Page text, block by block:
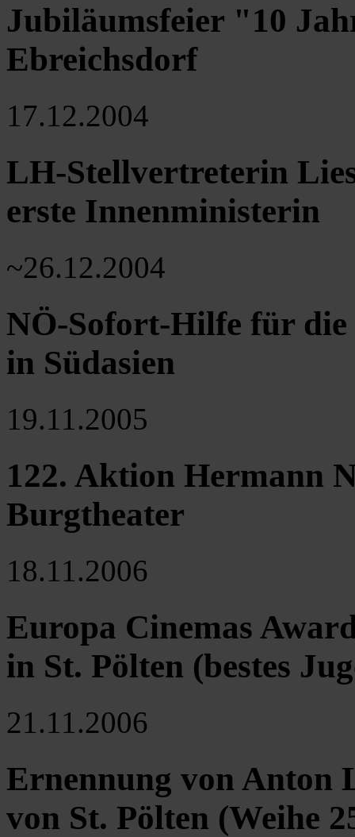
Jubiläumsfeier "10
Ebreichsdorf
17.12.2004
LH-Stellvertreterin
erste Innenministerin
~26.12.2004
NÖ-Sofort-Hilfe für
in Südasien
19.11.2005
122. Aktion Hermann
Burgtheater
18.11.2006
Europa Cinemas
in St. Pölten (bestes
21.11.2006
Ernennung von Anton
von St. Pölten (Weihe